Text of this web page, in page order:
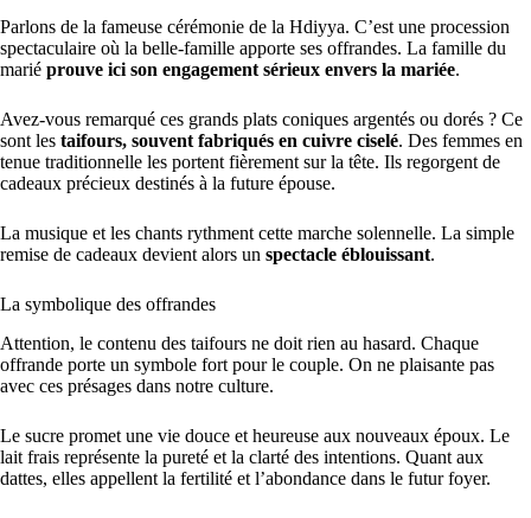
Parlons de la fameuse cérémonie de la Hdiyya. C’est une procession
spectaculaire où la belle-famille apporte ses offrandes. La famille du
marié prouve ici son engagement sérieux envers la mariée.
Avez-vous remarqué ces grands plats coniques argentés ou dorés ? Ce
sont les taifours, souvent fabriqués en cuivre ciselé. Des femmes en
tenue traditionnelle les portent fièrement sur la tête. Ils regorgent de
cadeaux précieux destinés à la future épouse.
La musique et les chants rythment cette marche solennelle. La simple
remise de cadeaux devient alors un spectacle éblouissant.
La symbolique des offrandes
Attention, le contenu des taifours ne doit rien au hasard. Chaque
offrande porte un symbole fort pour le couple. On ne plaisante pas
avec ces présages dans notre culture.
Le sucre promet une vie douce et heureuse aux nouveaux époux. Le
lait frais représente la pureté et la clarté des intentions. Quant aux
dattes, elles appellent la fertilité et l’abondance dans le futur foyer.